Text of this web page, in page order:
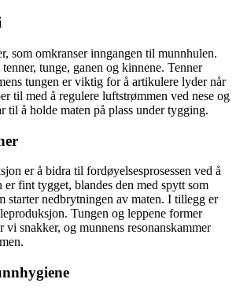
som omkranser inngangen til munnhulen.
tunge, ganen og kinnene. Tenner
tungen er viktig for å artikulere lyder når
til med å regulere luftstrømmen ved nese og
til å holde maten på plass under tygging.
er å bidra til fordøyelsesprosessen ved å
er fint tygget, blandes den med spytt som
starter nedbrytningen av maten. I tillegg er
Tungen og leppene former
vi snakker, og munnens resonanskammer